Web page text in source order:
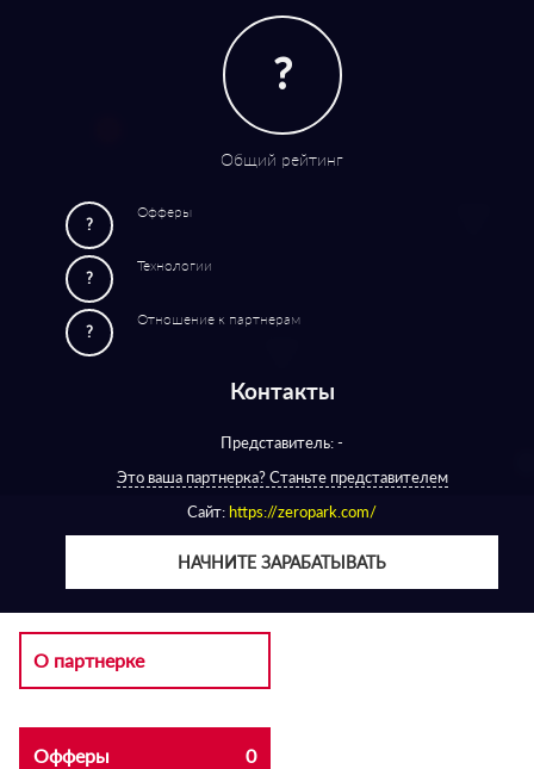
?
Общий рейтинг
?
Офферы
?
Технологии
?
Отношение к партнерам
Контакты
Представитель: -
Это ваша партнерка? Станьте представителем
Сайт: https://zeropark.com/
НАЧНИТЕ ЗАРАБАТЫВАТЬ
О партнерке
Офферы 0